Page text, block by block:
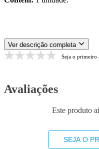
Ver descrição completa
Seja o primeiro
Avaliações
Este produto
SEJA O